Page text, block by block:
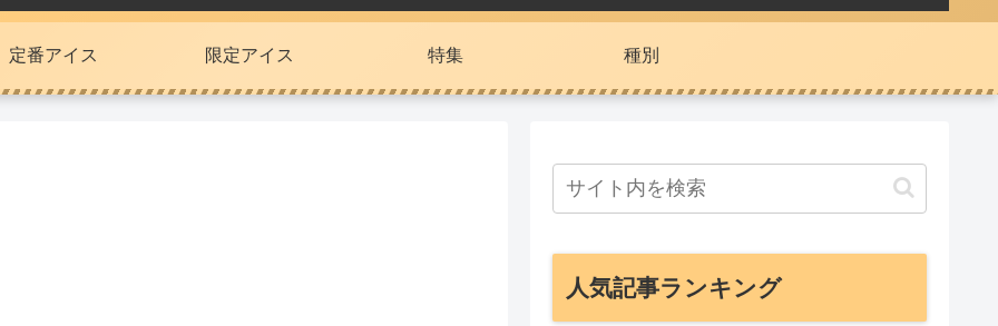
定番アイス 限定アイス 特集 種別
人気記事ランキング